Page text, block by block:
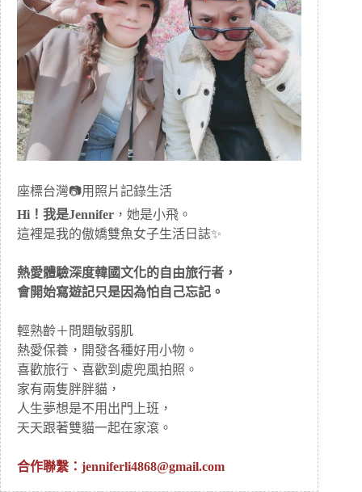
座標台灣📷用照片記錄生活
Hi！我是Jennifer ，她是小飛。
這裡是我的傲嬌雙魚女子生活日誌✨
熱愛體驗深度韓國文化的自由旅行者，
會開始寫遊記只是因為怕自己忘記。
輕熟齡＋問題敏弱肌
熱愛保養，開發各種好用小物。
喜歡旅行、喜歡到處兜風拍照。
家有兩隻胖胖貓，
人生夢想是不用出門上班，
天天跟著雙貓一起在家滾。
合作聯繫： jenniferli4868@gmail.com